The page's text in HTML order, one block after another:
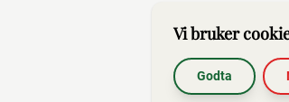
Vi bruker
Godta